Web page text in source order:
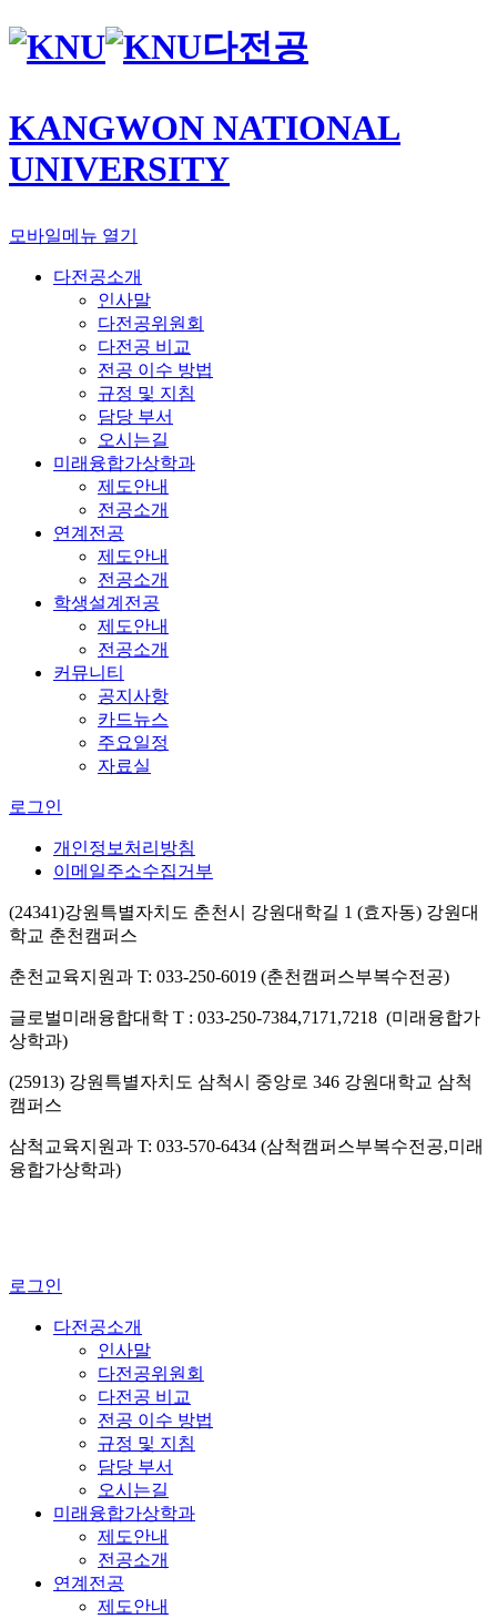
다전공
KANGWON NATIONAL
UNIVERSITY
모바일메뉴 열기
다전공소개
인사말
다전공위원회
다전공 비교
전공 이수 방법
규정 및 지침
담당 부서
오시는길
미래융합가상학과
제도안내
전공소개
연계전공
제도안내
전공소개
학생설계전공
제도안내
전공소개
커뮤니티
공지사항
카드뉴스
주요일정
자료실
로그인
개인정보처리방침
이메일주소수집거부
(24341)강원특별자치도 춘천시 강원대학길 1 (효자동) 강원대
학교 춘천캠퍼스
춘천교육지원과 T: 033-250-6019 (춘천캠퍼스부복수전공)
글로벌미래융합대학 T : 033-250-7384,7171,7218 (미래융합가
상학과)
(25913) 강원특별자치도 삼척시 중앙로 346 강원대학교 삼척
캠퍼스
삼척교육지원과 T: 033-570-6434 (삼척캠퍼스부복수전공,미래
융합가상학과)
로그인
다전공소개
인사말
다전공위원회
다전공 비교
전공 이수 방법
규정 및 지침
담당 부서
오시는길
미래융합가상학과
제도안내
전공소개
연계전공
제도안내